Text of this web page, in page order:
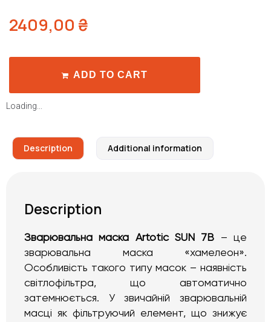
2409,00 ₴
ADD TO CART
Loading...
Description Additional information
Description
Зварювальна маска Artotic SUN 7B – це
зварювальна маска «хамелеон».
Особливість такого типу масок – наявність
світлофільтра, що автоматично
затемнюється. У звичайній зварювальній
масці як фільтруючий елемент, що знижує